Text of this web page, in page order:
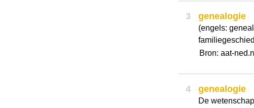
3 genealogie
(engels:
Bron: aat-ned.nl
4 genealogie
De